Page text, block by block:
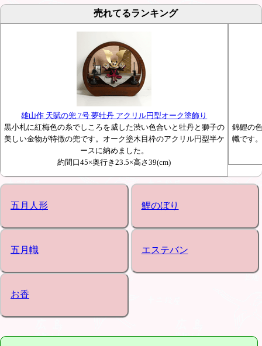
売れてるランキング
雄山作 天賦の兜 7号 夢牡丹 アクリル円型オーク塗飾り
黒小札に紅梅色の糸でしころを威した渋い色合いと牡丹と獅子の
美しい金物が特徴の兜です。オーク塗木目枠のアクリル円型半ケ
ースに納めました。
約間口45×奥行き23.5×高さ39(cm)
錦鯉の
幟です
五月人形 鯉のぼり
五月幟 エステバン
お香